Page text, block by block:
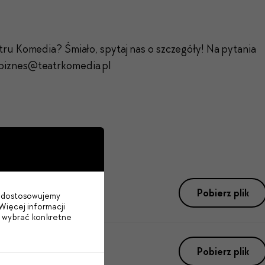
Komedia? Śmiało, spytaj nas o szczegóły! Na pytania
1 010 KB Pobierz plik
Pobierz plik
informacji
wybrać konkretne